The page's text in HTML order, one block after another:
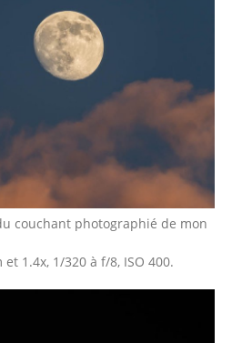
couchant photographié de mon
1.4x, 1/320 à f/8, ISO 400.